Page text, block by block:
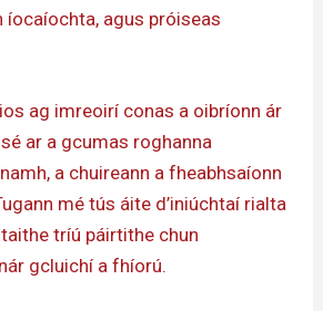
íocaíochta, agus próiseas
ag imreoirí conas a oibríonn ár
ar a gcumas roghanna
a chuireann a fheabhsaíonn
mé tús áite d’iniúchtaí rialta
tríú páirtithe chun
gcluichí a fhíorú.